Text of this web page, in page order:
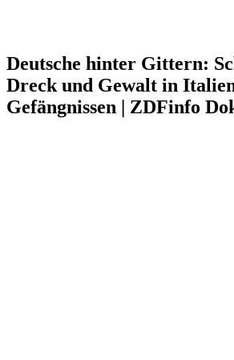
Deutsche hinter Gittern:
Dreck und Gewalt in
Gefängnissen | ZDFinfo